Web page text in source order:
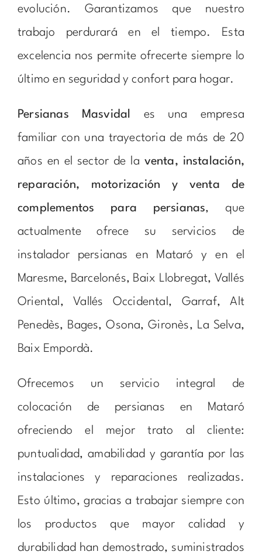
evolución. Garantizamos que nuestro
trabajo perdurará en el tiempo. Esta
excelencia nos permite ofrecerte siempre lo
último en seguridad y confort para hogar.
Persianas Masvidal
es una empresa
familiar con una trayectoria de más de 20
años en el sector de la venta, instalación,
reparación, motorización y venta de
complementos para persianas, que
actualmente ofrece su servicios de
instalador persianas en Mataró y en el
Maresme, Barcelonés, Baix Llobregat, Vallés
Oriental, Vallés Occidental, Garraf, Alt
Penedès, Bages, Osona, Gironès, La Selva,
Baix Empordà.
Ofrecemos un servicio integral de
colocación de persianas en Mataró
ofreciendo el mejor trato al cliente:
puntualidad, amabilidad y garantía por las
instalaciones y reparaciones realizadas.
Esto último, gracias a trabajar siempre con
los productos que mayor calidad y
durabilidad han demostrado, suministrados